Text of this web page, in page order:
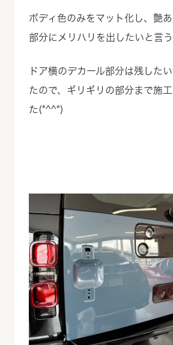
ボディ色のみをマット化し、艶
部分にメリハリを出したいと言
ドア横のデカール部分は残した
たので、ギリギリの部分まで施
た(*^^*)